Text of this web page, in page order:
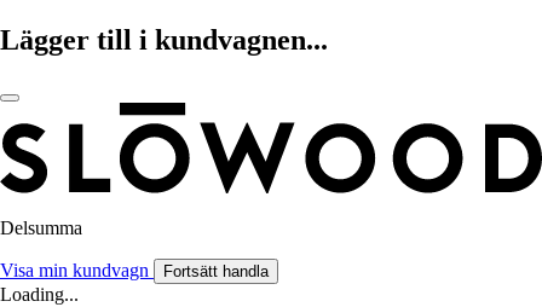
Lägger till i kundvagnen...
Delsumma
Visa min kundvagn Fortsätt handla
Loading...